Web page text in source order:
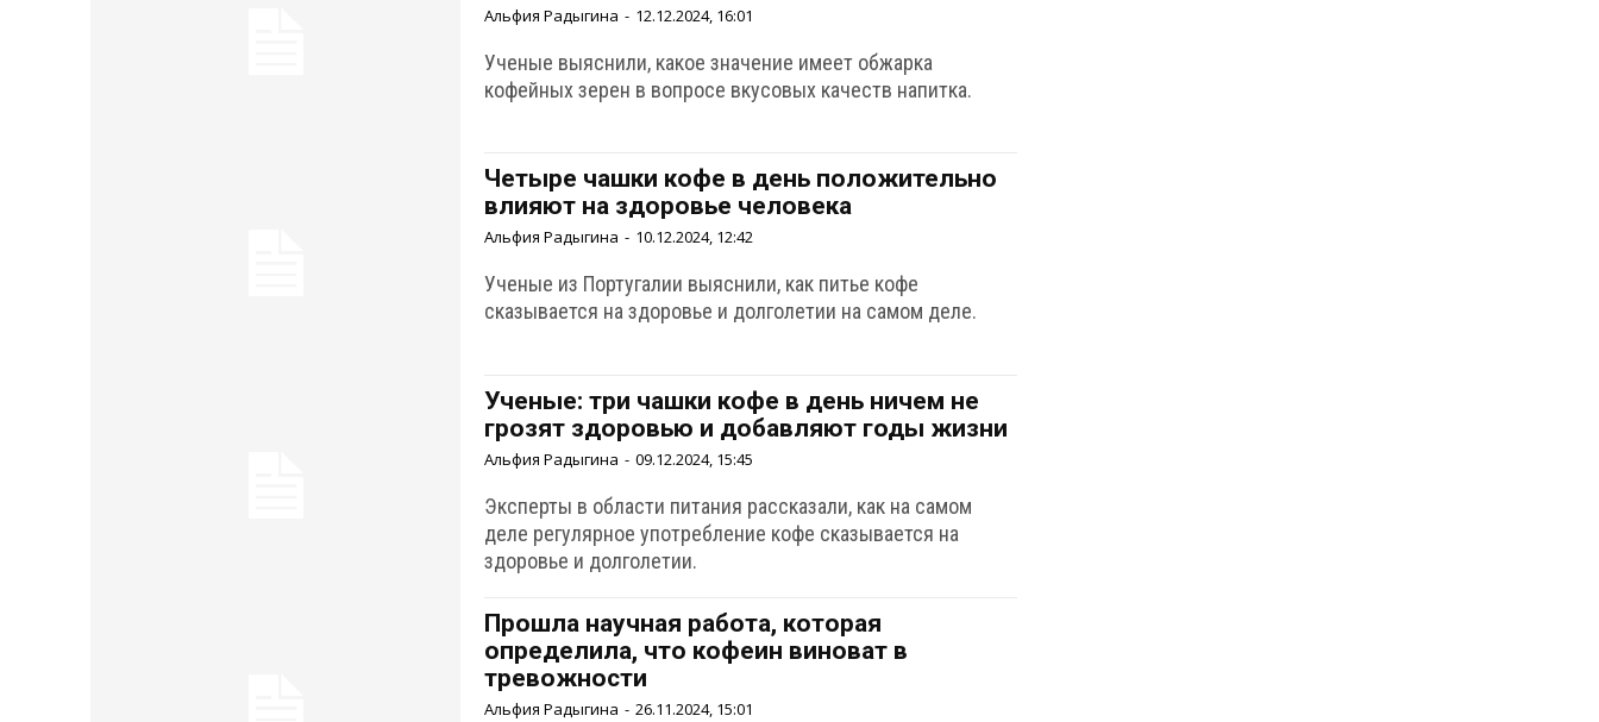
Альфия Радыгина - 12.12.2024, 16:01
Ученые выяснили, какое значение имеет обжарка
кофейных зерен в вопросе вкусовых качеств напитка.
Четыре чашки кофе в день положительно
влияют на здоровье человека
Альфия Радыгина - 10.12.2024, 12:42
Ученые из Португалии выяснили, как питье кофе
сказывается на здоровье и долголетии на самом деле.
Ученые: три чашки кофе в день ничем не
грозят здоровью и добавляют годы жизни
Альфия Радыгина - 09.12.2024, 15:45
Эксперты в области питания рассказали, как на самом
деле регулярное употребление кофе сказывается на
здоровье и долголетии.
Прошла научная работа, которая
определила, что кофеин виноват в
тревожности
Альфия Радыгина - 26.11.2024, 15:01